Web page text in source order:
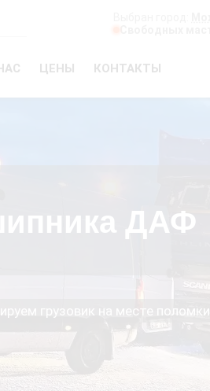
ЦЕНЫ КОНТАКТЫ
ДАФ
грузовик на месте поломки